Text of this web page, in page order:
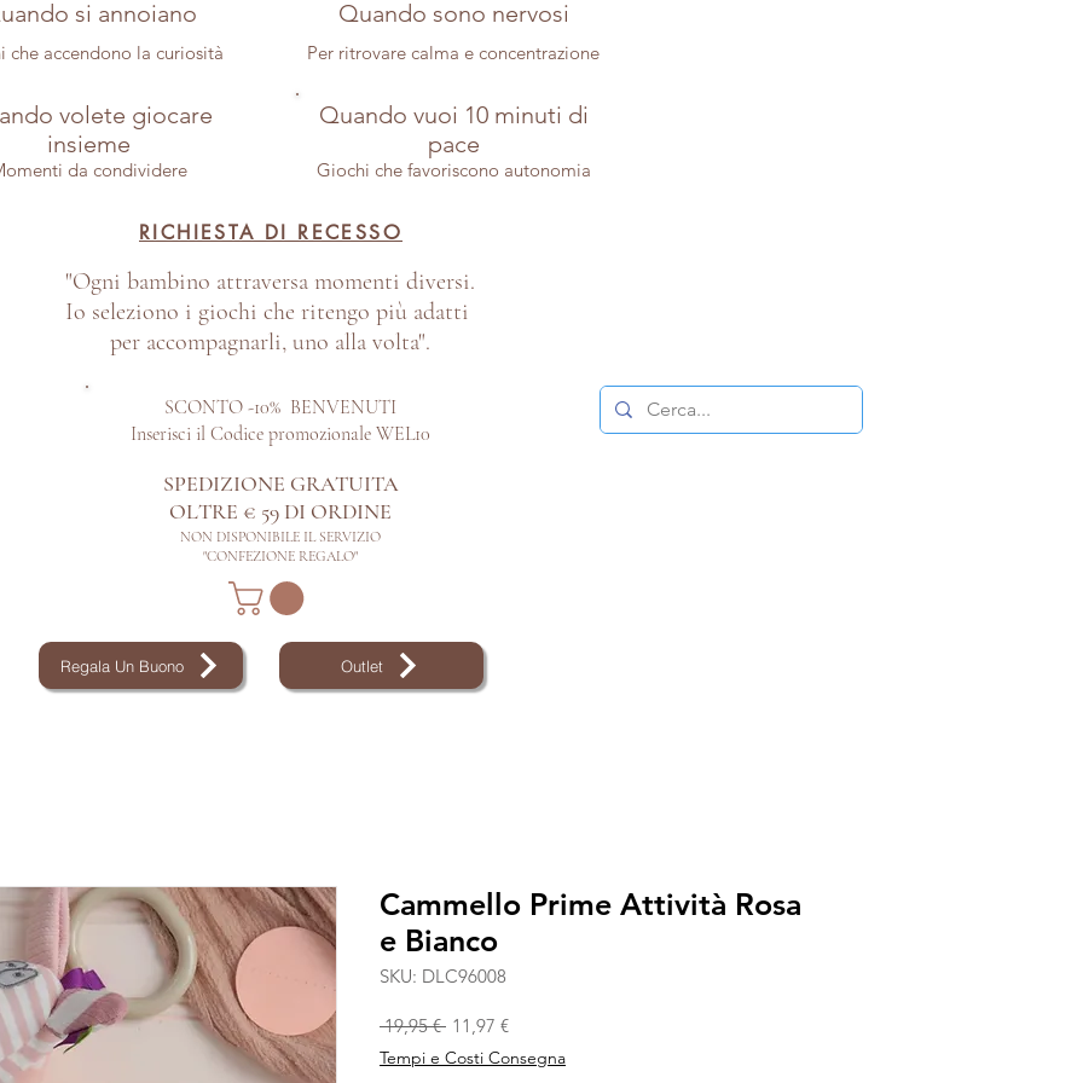
si annoiano
che accendono la curiosità
volete giocare
insieme
da condividere
Quando sono nervosi
Per ritrovare calma e concentrazione
Quando vuoi 10 minuti di
pace
Giochi che favoriscono autonomia
RICHIESTA DI RECESSO
"Ogni bambino attraversa momenti diversi.
Io seleziono i giochi che ritengo più adatti
per accompagnarli, uno alla volta".
SCONTO -10% BENVENUTI
Inserisci il Codice promozionale WEL10
SPEDIZIONE GRATUITA
OLTRE € 59 DI ORDINE​
NON DISPONIBILE IL SERVIZIO
"CONFEZIONE REGALO"
Regala Un Buono Outlet
Cammello Prime Attività Rosa
e Bianco
SKU: DLC96008
19,95 € Prezzo regolare
11,97 €Prezzo scontato
Tempi e Costi Consegna